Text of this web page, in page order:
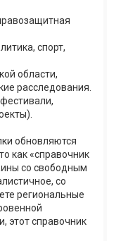
спорт,
области,
расследования.
обновляются
как «справочник
со свободным
со
региональные
этот справочник